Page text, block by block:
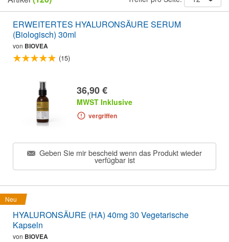
ERWEITERTES HYALURONSÄURE SERUM
(Biologisch) 30ml
von BIOVEA
(15)
36,90 €
MWST Inklusive
vergriffen
Geben Sie mir bescheid wenn das Produkt wieder
verfügbar ist
Neu
HYALURONSÄURE (HA) 40mg 30 Vegetarische
Kapseln
von BIOVEA